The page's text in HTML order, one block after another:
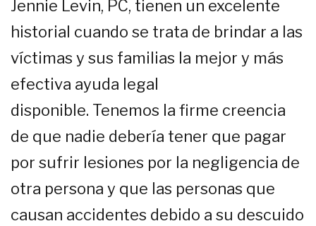
Jennie Levin, PC, tienen un excelente
historial cuando se trata de brindar a las
víctimas y sus familias la mejor y más
efectiva ayuda legal
disponible. Tenemos la firme creencia
de que nadie debería tener que pagar
por sufrir lesiones por la negligencia de
otra persona y que las personas que
causan accidentes debido a su descuido